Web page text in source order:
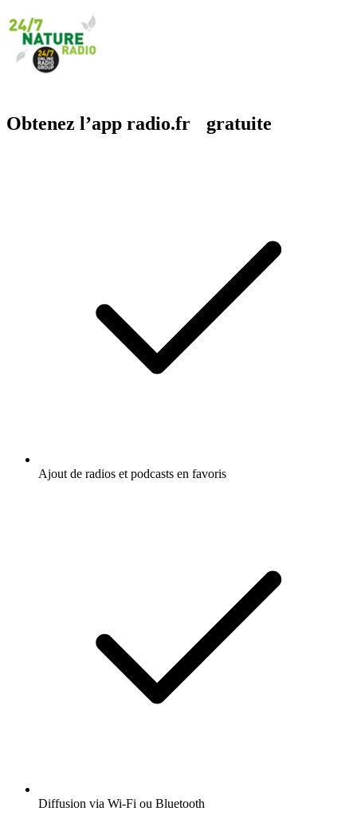
Obtenez l’app radio.fr gratuite
Ajout de radios et podcasts en favoris
Diffusion via Wi-Fi ou Bluetooth